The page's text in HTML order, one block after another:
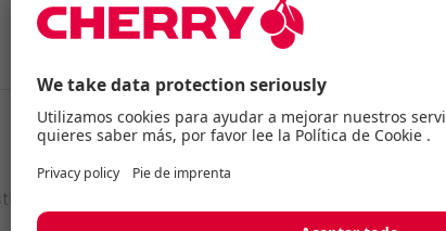
números de artículo y características técnicas.